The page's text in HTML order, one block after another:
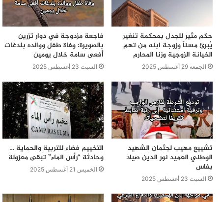
حكم مثير للجدل بمحكمة تنغير
يُبرئ مسناً وزوجة ابنه من تهم
الخيانة الزوجية وزنا المحارم
الجمعة 29 أغسطس 2025
فاجعة مزدوجة في دوار تزرين
بالصويرة: وفاة طفل ووالده بلدغات
أفعى سامة خلال يومين
السبت 23 أغسطس 2025
تشييع مهيب لجثمان الشهيد
الوطني العميد نور الدين صياد
بفاس
السبت 23 أغسطس 2025
التخييم فضاء للتربية والحماية …
وحادثة “رأس الماء” تبقى معزولة
الخميس 21 أغسطس 2025